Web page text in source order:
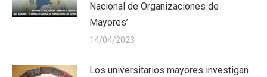
Nacional de Organizaciones de
Mayores’
14/04/2023
Los universitarios mayores investigan